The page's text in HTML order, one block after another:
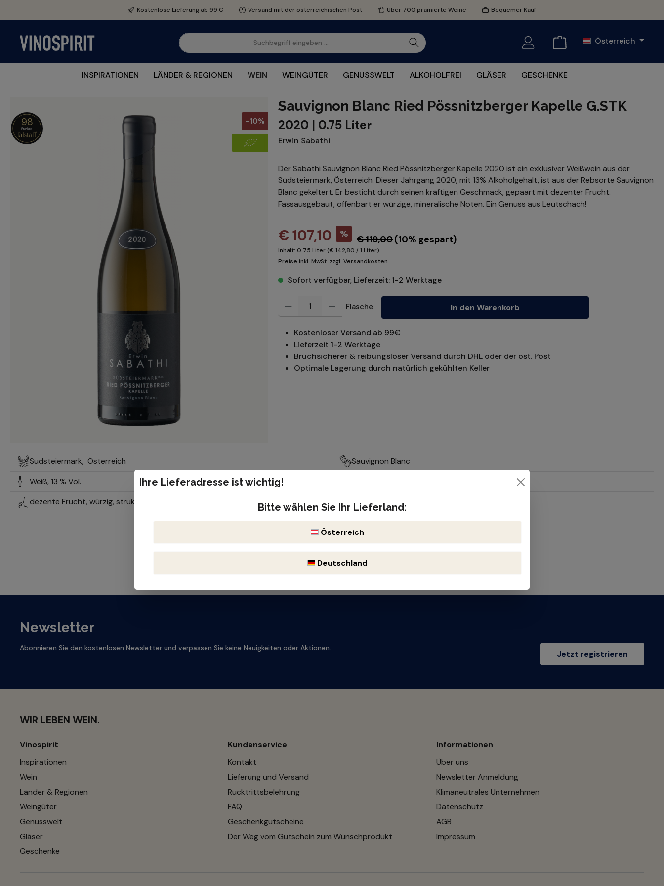
Zur Hauptnavigation springenKostenlose Lieferung ab 99 € Versand mit der österreichischen Post Über 700 prämierte Weine Bequemer Kauf
Österreich
INSPIRATIONEN LÄNDER & REGIONEN WEIN WEINGÜTER GENUSSWELT ALKOHOLFREI GLÄSER GESCHENKE
-10%
98
Sauvignon Blanc Ried Pössnitzberger Kapelle G.STK
2020 | 0.75 Liter
Erwin Sabathi
Der Sabathi Sauvignon Blanc Ried Pössnitzberger Kapelle 2020 ist ein exklusiver Weißwein aus der
Südsteiermark, Österreich. Dieser Jahrgang 2020, mit 13% Alkoholgehalt, ist aus der Rebsorte Sauvignon
Blanc gekeltert. Er besticht durch seinen kräftigen Geschmack, gepaart mit dezenter Frucht.
Fassausgebaut, offenbart er würzige, mineralische Noten. Ein Genuss aus Leutschach!
€ 107,10 % € 119,00(10% gespart)
Inhalt: 0.75 Liter (€ 142,80 / 1 Liter)
Preise inkl. MwSt. zzgl. Versandkosten
Sofort verfügbar, Lieferzeit: 1-2 Werktage
Produkt Anzahl: Gib den gewünschten Wert ein oder benutze die Schaltflächen um die Anzahl zu erhöhen oder zu reduzieren.
Flasche In den Warenkorb
Kostenloser Versand ab 99€
Lieferzeit 1-2 Werktage
Bruchsicherer & reibungsloser Versand durch DHL oder der öst. Post
Optimale Lagerung durch natürlich gekühlten Keller
Südsteiermark, Österreich
Weiß, 13 % Vol.
dezente Frucht, würzig, strukturiert, fassausgebaut, mineralisch, kräftig
Sauvignon Blanc
Enthält Sulfite
Newsletter
Abonnieren Sie den kostenlosen Newsletter und verpassen Sie keine Neuigkeiten oder Aktionen.
Jetzt registrieren
WIR LEBEN WEIN.
Vinospirit
Inspirationen
Wein
Länder & Regionen
Weingüter
Genusswelt
Gläser
Geschenke
Kundenservice
Kontakt
Lieferung und Versand
Rücktrittsbelehrung
FAQ
Geschenkgutscheine
Der Weg vom Gutschein zum Wunschprodukt
Informationen
Über uns
Newsletter Anmeldung
Klimaneutrales Unternehmen
Datenschutz
AGB
Impressum
Ihre Lieferadresse ist wichtig!
Bitte wählen Sie Ihr Lieferland:
Österreich
Deutschland